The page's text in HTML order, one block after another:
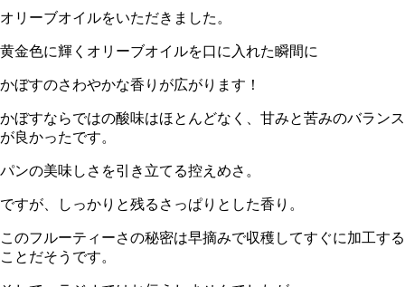
オリーブオイルをいただきました。
黄金色に輝くオリーブオイルを口に入れた瞬間に
かぼすのさわやかな香りが広がります！
かぼすならではの酸味はほとんどなく、甘みと苦みのバランス
が良かったです。
パンの美味しさを引き立てる控えめさ。
ですが、しっかりと残るさっぱりとした香り。
このフルーティーさの秘密は早摘みで収穫してすぐに加工する
ことだそうです。